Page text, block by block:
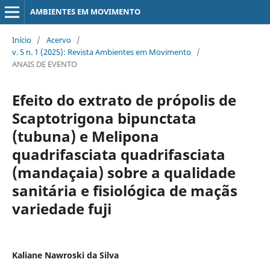
AMBIENTES EM MOVIMENTO
Início / Acervo /
v. 5 n. 1 (2025): Revista Ambientes em Movimento /
ANAIS DE EVENTO
Efeito do extrato de própolis de
Scaptotrigona bipunctata
(tubuna) e Melipona
quadrifasciata quadrifasciata
(mandaçaia) sobre a qualidade
sanitária e fisiológica de maçãs
variedade fuji
Kaliane Nawroski da Silva